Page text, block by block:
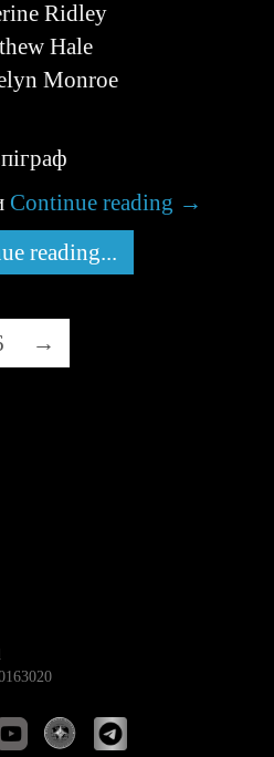
Ridley
Hale
Monroe
Continue reading →
reading...
→